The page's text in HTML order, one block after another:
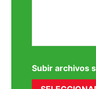
Subir archivos